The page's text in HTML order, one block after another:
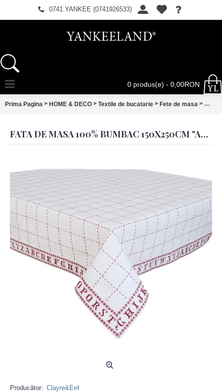
0741.YANKEE (0741926533)
0 produs(e) - 0,00RON
Prima Pagina > HOME & DECO > Textile de bucatarie > Fete de masa > Fata
FATA DE MASA 100% BUMBAC 150X250CM "ALPHABET RED", CLAYRE & EEF
Producător: Clayre&Eef